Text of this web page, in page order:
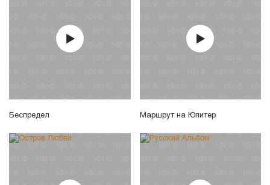
Беспредел Маршрут на Юпитер